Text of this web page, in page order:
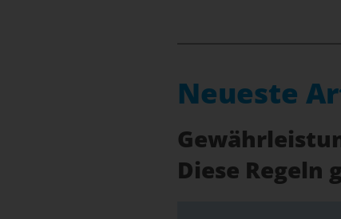
Neueste
Diese Regeln